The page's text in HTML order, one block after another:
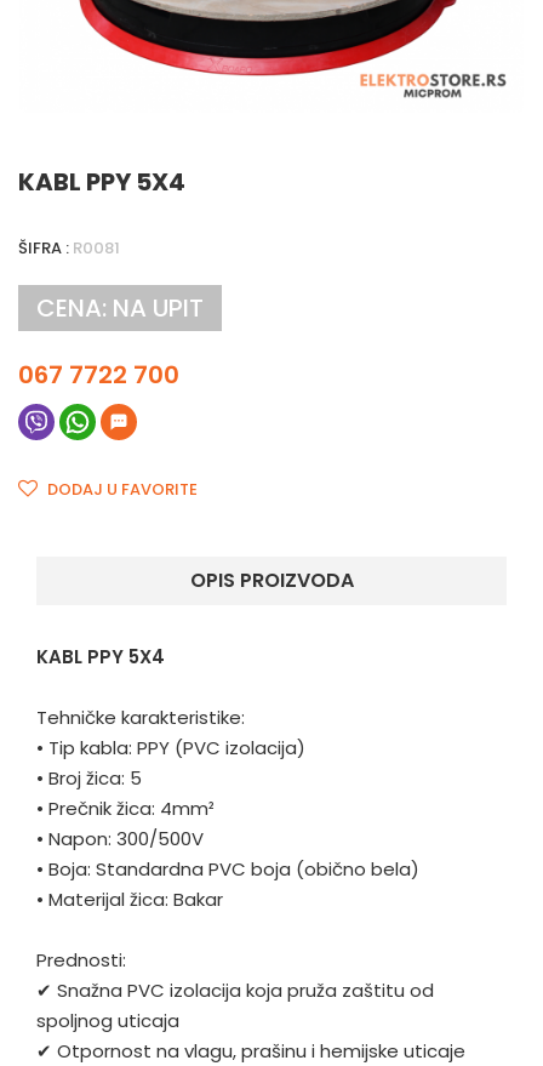
KABL PPY 5X4
ŠIFRA : R0081
CENA: NA UPIT
067 7722 700
DODAJ U FAVORITE
OPIS PROIZVODA
KABL PPY 5X4
Tehničke karakteristike:
• Tip kabla: PPY (PVC izolacija)
• Broj žica: 5
• Prečnik žica: 4mm²
• Napon: 300/500V
• Boja: Standardna PVC boja (obično bela)
• Materijal žica: Bakar
Prednosti:
✔ Snažna PVC izolacija koja pruža zaštitu od
spoljnog uticaja
✔ Otpornost na vlagu, prašinu i hemijske uticaje